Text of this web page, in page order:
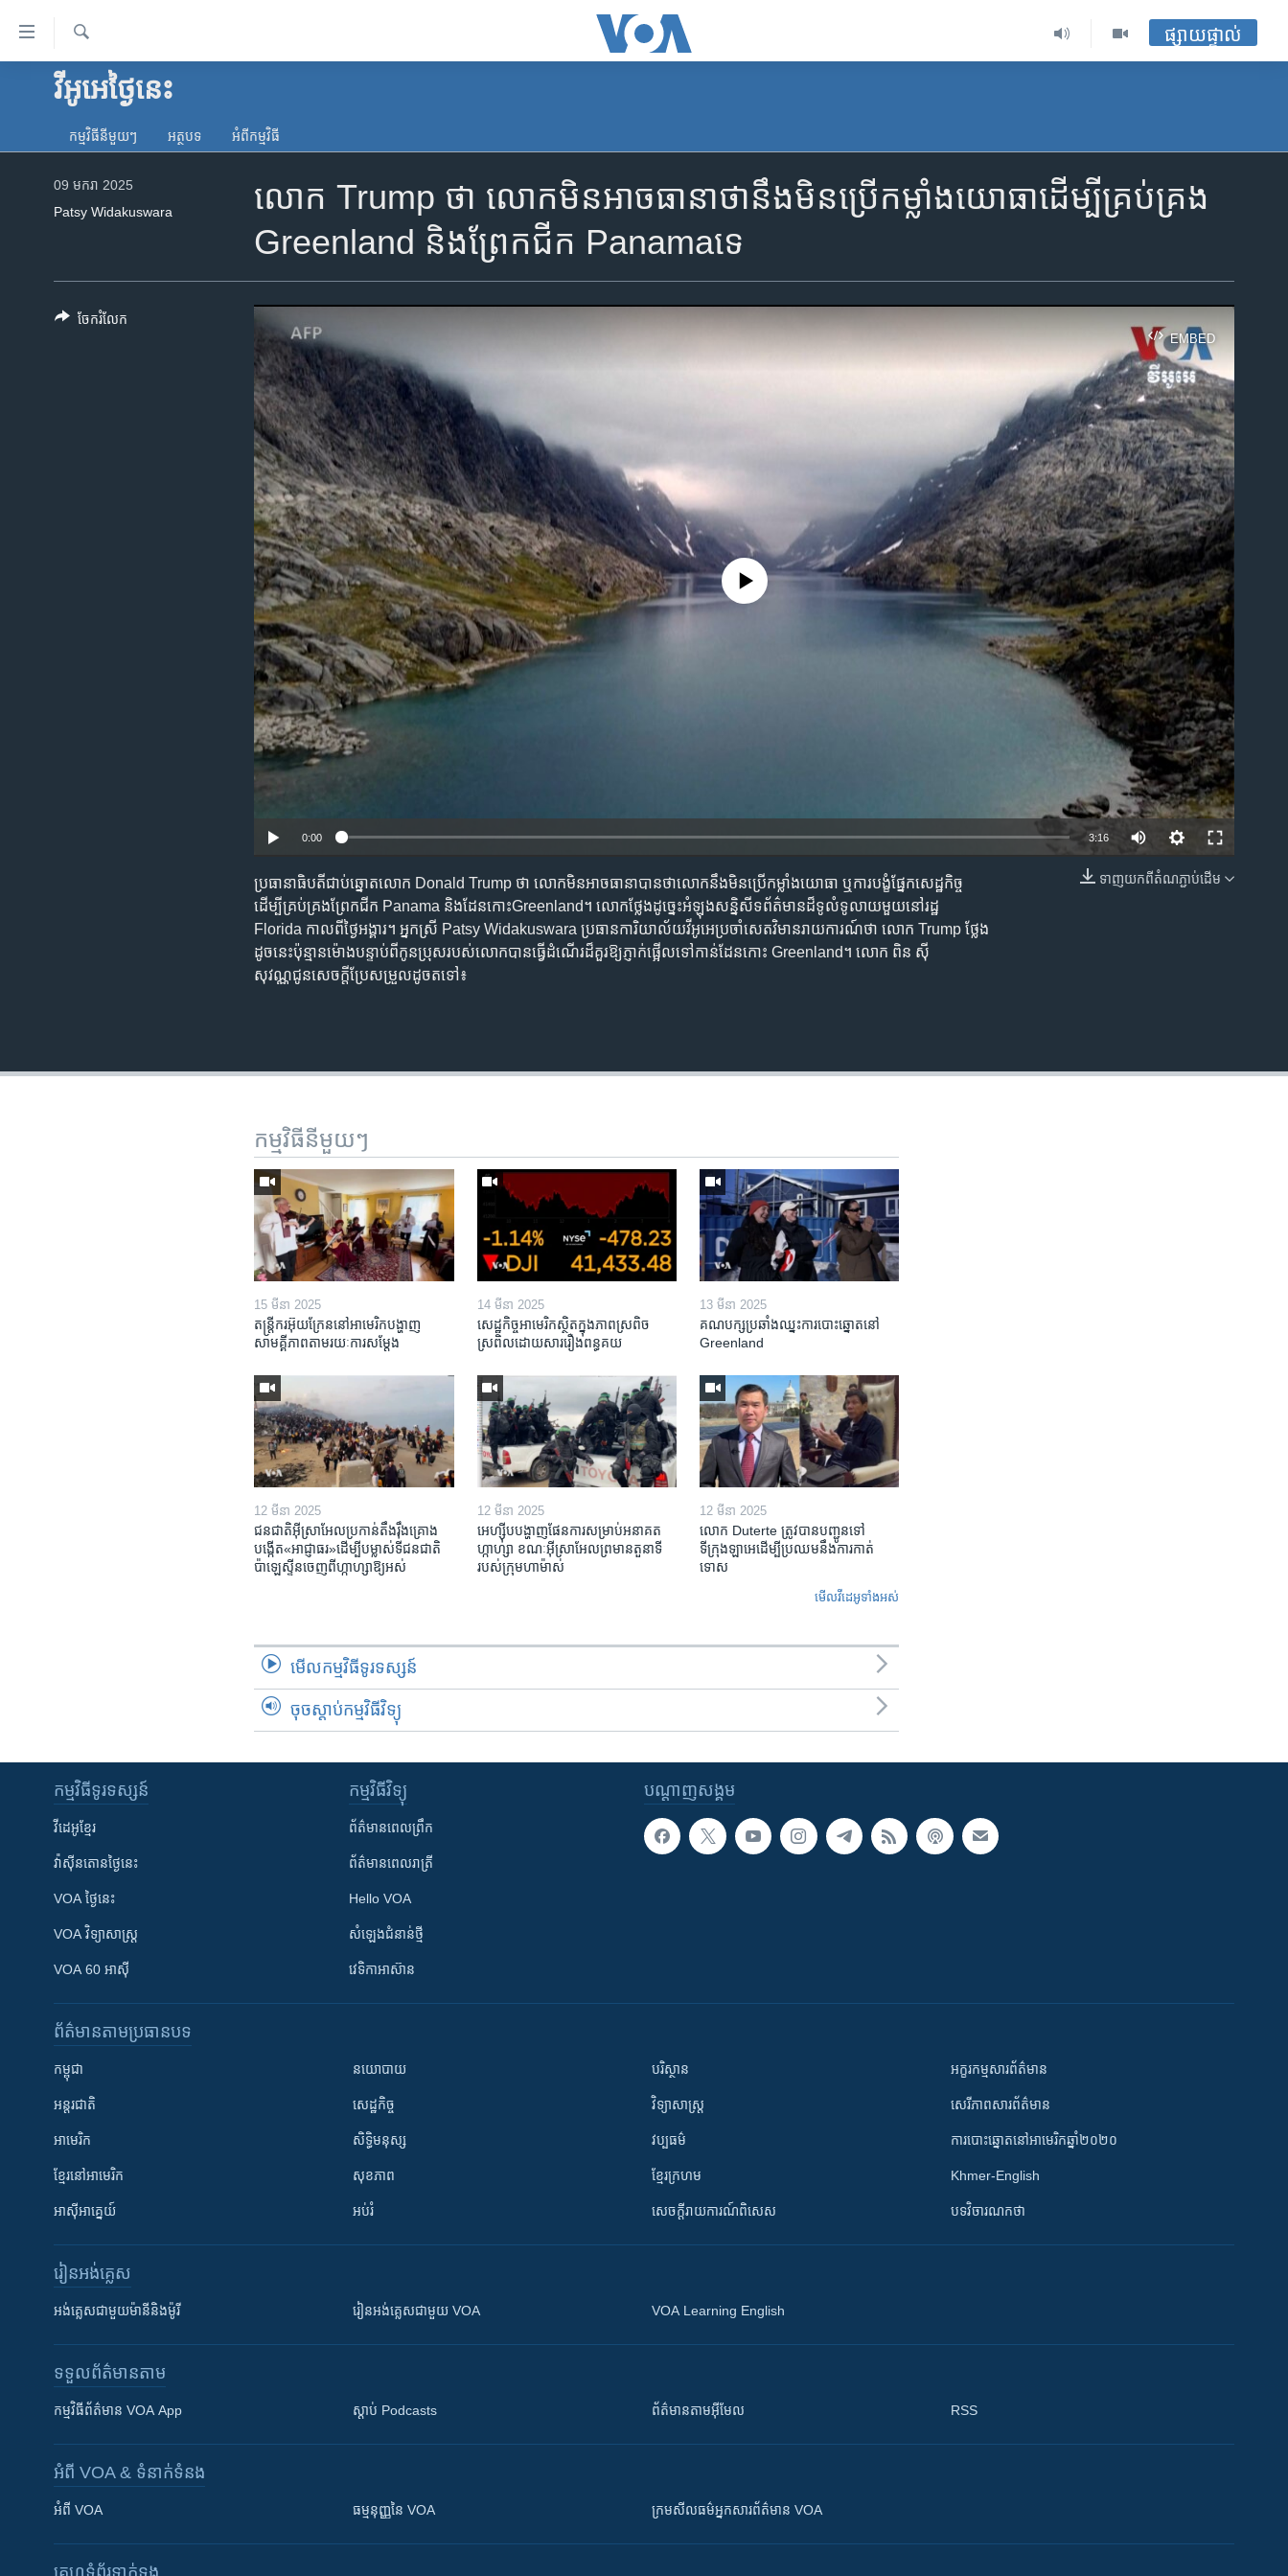
ទៅ​
គេហទំព័រ​
ទាក់ទង
និង​អាមេរិក
ទូរទស្សន៍ / វីដេអូ​
ស្វែង​
រក
ផ្សាយផ្ទាល់
វីអូអេថ្ងៃនេះ
កម្មវិធី​នីមួយៗ អត្ថបទ​ អំពី​កម្មវិធី​
លោក Trump ថា លោកមិនអាចធានាថានឹងមិនប្រើកម្លាំងយោធាដើម្បីគ្រប់គ្រង
Greenland និងព្រែកជីក Panamaទេ
09 មករា 2025
Patsy Widakuswara
EMBED
EMBED
No media source currently available
0:00 3:16
240p
ទាញ​យក​ពី​តំណភ្ជាប់​ដើម
ប្រធានាធិបតីជាប់ឆ្នោតលោក Donald Trump ថា លោកមិនអាចធានាបានថាលោកនឹងមិនប្រើកម្លាំងយោធា ឬការបង្ខំផ្នែកសេដ្ឋកិច្ច
ដើម្បីគ្រប់គ្រងព្រែកជីក Panama និងដែនកោះGreenland។ លោកថ្លែងដូច្នេះអំឡុងសន្និសីទព័ត៌មានដ៏ទូលំទូលាយមួយនៅរដ្ឋ
Florida កាលពីថ្ងៃអង្គារ។ អ្នកស្រី Patsy Widakuswara ប្រធានការិយាល័យវីអូអេប្រចាំសេតវិមានរាយការណ៍ថា លោក Trump ថ្លែង
ដូចនេះប៉ុន្មានម៉ោងបន្ទាប់ពីកូនប្រុសរបស់លោកបានធ្វើដំណើរដ៏គួរឱ្យភ្ញាក់ផ្អើលទៅកាន់ដែនកោះ Greenland។ លោក ពិន ស៊ី
សុវណ្ណជូនសេចក្តីប្រែសម្រួលដូចតទៅ៖
ចែករំលែក
កម្មវិធី​នីមួយៗ
15 មីនា 2025
តន្ត្រីករ​អ៊ុយក្រែន​នៅ​អាមេរិក​បង្ហាញ​
សាមគ្គីភាព​តាម​រយៈ​ការសម្តែង
14 មីនា 2025
សេដ្ឋកិច្ច​អាមេរិក​ស្ថិត​ក្នុង​ភាពស្រពិច
ស្រពិល​ដោយសារ​រឿង​ពន្ធគយ
13 មីនា 2025
គណបក្ស​ប្រឆាំង​ឈ្នះ​ការបោះឆ្នោត​នៅ
Greenland
12 មីនា 2025
ជនជាតិ​អ៊ីស្រាអែល​ប្រកាន់​តឹងរ៉ឹង​គ្រោង​
បង្កើត​«អាជ្ញាធរ‍»​ដើម្បី​បម្លាស់​ទី​ជនជាតិ​
ប៉ាឡេស្ទីន​ចេញពី​ហ្កាហ្សា​ឱ្យ​អស់
12 មីនា 2025
អេហ្ស៊ីប​បង្ហាញ​ផែនការ​សម្រាប់​អនាគត​
ហ្កាហ្សា ខណៈ​អ៊ីស្រាអែល​ព្រមាន​តួនាទី​
របស់​ក្រុម​ហាម៉ាស់
12 មីនា 2025
លោក Duterte ត្រូវ​បាន​បញ្ជូនទៅ
ទីក្រុងឡាអេ​ដើម្បី​ប្រឈម​នឹង​ការកាត់
ទោស
មើល​វីដេអូ​ទាំង​អស់
មើល​កម្មវិធី​ទូរទស្សន៍
ចុចស្តាប់កម្មវិធីវិទ្យុ
បណ្តាញ​សង្គម
កម្មវិធី​ទូរទស្សន៍
វីដេអូ​ខ្មែរ
វ៉ាស៊ីនតោន​ថ្ងៃ​នេះ
VOA ថ្ងៃនេះ
VOA ​វិទ្យាសាស្ត្រ
VOA 60 អាស៊ី
កម្មវិធី​វិទ្យុ
ព័ត៌មាន​ពេល​ព្រឹក
ព័ត៌មាន​​ពេល​រាត្រី
Hello VOA
សំឡេង​ជំនាន់​ថ្មី
វេទិកា​អាស៊ាន
ព័ត៌មាន​តាមប្រធានបទ​
កម្ពុជា
អន្តរជាតិ
អាមេរិក
ខ្មែរ​នៅអាមេរិក
អាស៊ីអាគ្នេយ៍
នយោបាយ
សេដ្ឋកិច្ច
សិទ្ធិមនុស្ស
សុខភាព
អប់រំ
បរិស្ថាន
វិទ្យាសាស្រ្ត
វប្បធម៌
ខ្មែរក្រហម
សេចក្តីរាយការណ៍ពិសេស
អក្ខរកម្មសារព័ត៌មាន
សេរីភាពសារព័ត៌មាន
ការបោះឆ្នោតនៅអាមេរិកឆ្នាំ២០២០
Khmer-English
បទវិចារណកថា
រៀន​​អង់គ្លេស
អង់គ្លេស​ជាមួយ​ម៉ានី​និង​ម៉ូរី រៀន​​​​​​អង់គ្លេស​​ជាមួយ VOA VOA Learning English
ទទួល​ព័ត៌មាន​តាម
កម្មវិធី​ព័ត៌មាន VOA App ស្តាប់ Podcasts ព័ត៌មាន​តាម​អ៊ីមែល RSS
អំពី​ VOA & ទំនាក់ទំនង
អំពី​ VOA ធម្មនុញ្ញ​នៃ VOA ក្រម​​​សីលធម៌​​​អ្នក​​​សារព័ត៌មាន VOA
គេហទំព័រ​​ទាក់ទង